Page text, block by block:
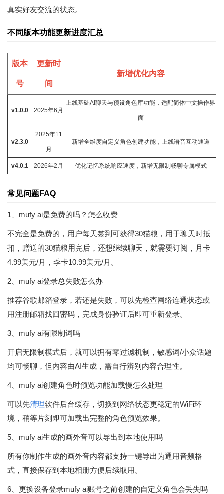
真实好友交流的状态。
不同版本功能更新进度汇总
版本
号
更新时
间
新增优化内容
v1.0.0 2025年6月
上线基础AI聊天与预设角色库功能，适配简体中文操作界
面
v2.3.0
2025年11
月
新增全维度自定义角色创建功能，上线语音互动通道
v4.0.1 2026年2月 优化记忆系统响应速度，新增无限制畅聊专属模式
常见问题FAQ
1、mufy ai是免费的吗？怎么收费
不完全是免费的，用户每天签到可获得30猫粮，用于聊天时抵
扣，赠送的30猫粮用完后，还想继续聊天，就需要订阅，月卡
4.99美元/月，季卡10.99美元/月。
2、mufy ai登录总失败怎么办
推荐谷歌邮箱登录，若还是失败，可以先检查网络连通状态或
用注册邮箱找回密码，完成身份验证后即可重新登录。
3、mufy ai有限制词吗
开启无限制模式后，就可以拥有零过滤机制，敏感词/小众话题
均可畅聊，但内容由AI生成，需自行辨别内容合理性。
4、mufy ai创建角色时预览功能加载慢怎么处理
可以先清理软件后台缓存，切换到网络状态更稳定的WiFi环
境，稍等片刻即可加载出完整的角色预览效果。
5、mufy ai生成的画外音可以导出到本地使用吗
所有你制作生成的画外音内容都支持一键导出为通用音频格
式，直接保存到本地相册方便后续取用。
6、更换设备登录mufy ai账号之前创建的自定义角色会丢失吗